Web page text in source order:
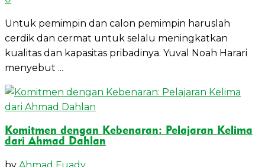
Untuk pemimpin dan calon pemimpin haruslah
cerdik dan cermat untuk selalu meningkatkan
kualitas dan kapasitas pribadinya. Yuval Noah Harari
menyebut ...
Komitmen dengan Kebenaran: Pelajaran Kelima
dari Ahmad Dahlan